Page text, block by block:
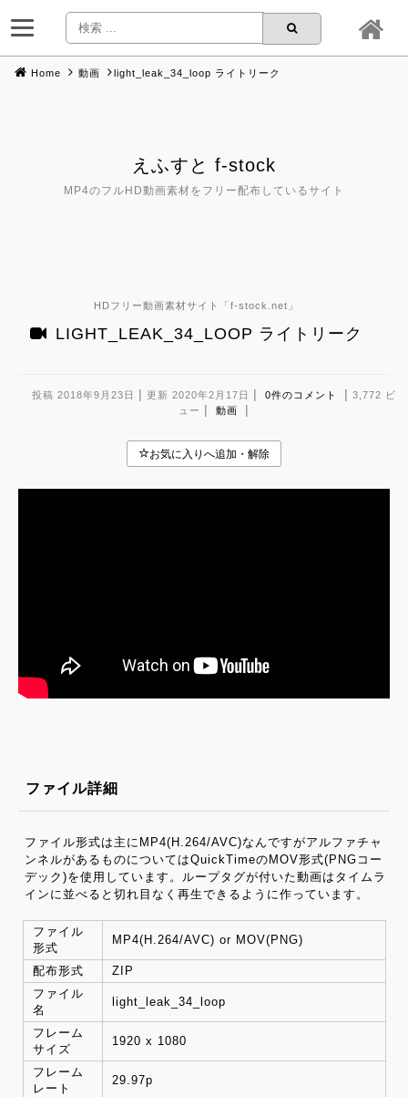
Home 動画 light_leak_34_loop ライトリーク
えふすと f-stock
MP4のフルHD動画素材をフリー配布しているサイト
HDフリー動画素材サイト「f-stock.net 」
LIGHT_LEAK_34_LOOP ライトリーク
投稿 2018年9月23日 | 更新 2020年2月17日 | 0件のコメント | 3,772 ビ
ュー | 動画 |
ファイル詳細
ファイル形式は主にMP4(H.264/AVC)なんですがアルファチャ
ンネルがあるものについてはQuickTimeのMOV形式(PNGコー
デック)を使用しています。ループタグが付いた動画はタイムラ
インに並べると切れ目なく再生できるように作っています。
ファイル
形式
MP4(H.264/AVC) or MOV(PNG)
配布形式
ZIP
ファイル
名
light_leak_34_loop
フレーム
サイズ
1920 x 1080
フレーム
レート
29.97p